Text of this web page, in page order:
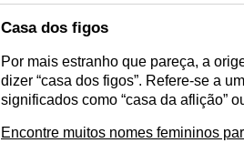
Casa dos figos
Por mais estranho que pareça, a
dizer “casa dos figos”. Refere-se a
significados como “casa da aflição”
Encontre muitos nomes femininos